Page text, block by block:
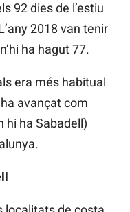
92 dies de l’estiu
2018 van tenir
ha hagut 77.
era més habitual
avançat com
hi ha Sabadell)